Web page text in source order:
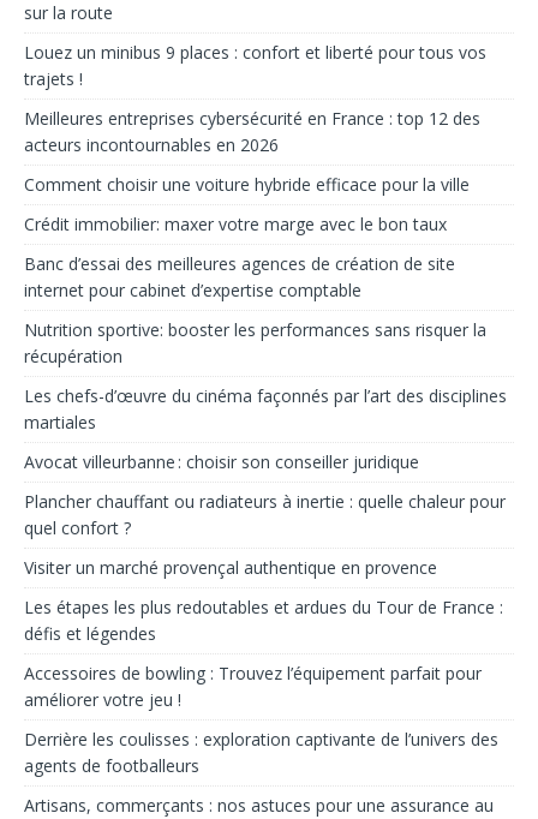
sur la route
Louez un minibus 9 places : confort et liberté pour tous vos
trajets !
Meilleures entreprises cybersécurité en France : top 12 des
acteurs incontournables en 2026
Comment choisir une voiture hybride efficace pour la ville
Crédit immobilier: max­er votre marge avec le bon taux
Banc d’essai des meilleures agences de création de site
internet pour cabinet d’expertise comptable
Nutrition sportive: booster les performances sans risquer la
récupération
Les chefs-d’œuvre du cinéma façonnés par l’art des disciplines
martiales
Avocat villeurbanne : choisir son conseiller juridique
Plancher chauffant ou radiateurs à inertie : quelle chaleur pour
quel confort ?
Visiter un marché provençal authentique en provence
Les étapes les plus redoutables et ardues du Tour de France :
défis et légendes
Accessoires de bowling : Trouvez l’équipement parfait pour
améliorer votre jeu !
Derrière les coulisses : exploration captivante de l’univers des
agents de footballeurs
Artisans, commerçants : nos astuces pour une assurance au